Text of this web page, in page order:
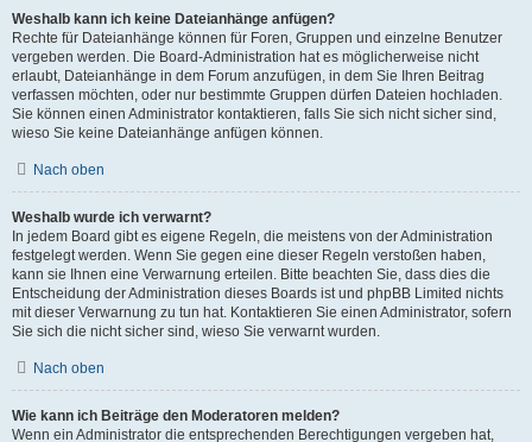
Weshalb kann ich keine Dateianhänge anfügen?
Rechte für Dateianhänge können für Foren, Gruppen und einzelne Benutzer
vergeben werden. Die Board-Administration hat es möglicherweise nicht
erlaubt, Dateianhänge in dem Forum anzufügen, in dem Sie Ihren Beitrag
verfassen möchten, oder nur bestimmte Gruppen dürfen Dateien hochladen.
Sie können einen Administrator kontaktieren, falls Sie sich nicht sicher sind,
wieso Sie keine Dateianhänge anfügen können.
Nach oben
Weshalb wurde ich verwarnt?
In jedem Board gibt es eigene Regeln, die meistens von der Administration
festgelegt werden. Wenn Sie gegen eine dieser Regeln verstoßen haben,
kann sie Ihnen eine Verwarnung erteilen. Bitte beachten Sie, dass dies die
Entscheidung der Administration dieses Boards ist und phpBB Limited nichts
mit dieser Verwarnung zu tun hat. Kontaktieren Sie einen Administrator, sofern
Sie sich die nicht sicher sind, wieso Sie verwarnt wurden.
Nach oben
Wie kann ich Beiträge den Moderatoren melden?
Wenn ein Administrator die entsprechenden Berechtigungen vergeben hat,